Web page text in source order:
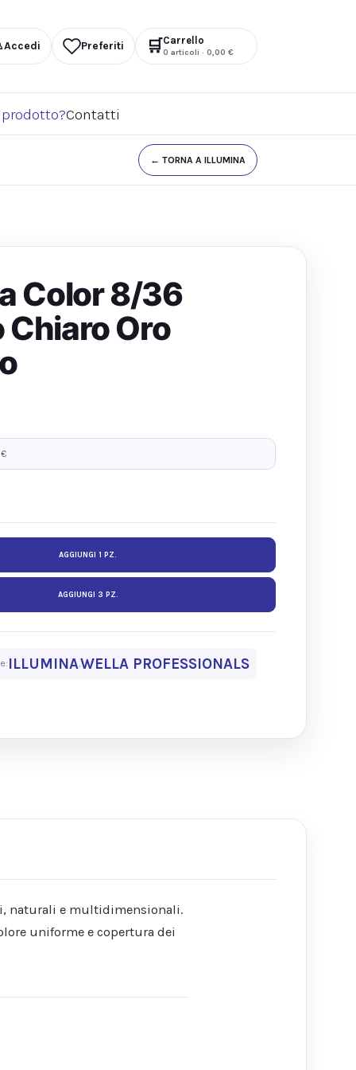
Accedi Preferiti 🛒Carrello
0 articoli · 0,00 €
Contatti
← TORNA A ILLUMINA
Color 8/36
Chiaro Oro
AGGIUNGI 1 PZ.
AGGIUNGI 3 PZ.
ILLUMINA,WELLA PROFESSIONALS
naturali e multidimensionali.
uniforme e copertura dei